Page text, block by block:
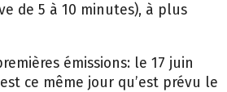
de 5 à 10 minutes), à plus
émissions: le 17 juin
ce même jour qu’est prévu le